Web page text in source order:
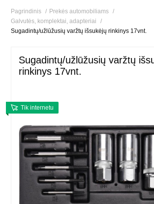
Pagrindinis
Prekės automobiliams
Galvutės, komplektai, adapteriai
Sugadintų/užlūžusių varžtų išsukėjų rinkinys 17vnt.
Sugadintų/užlūžusių varžtų
rinkinys 17vnt.
Tik internetu